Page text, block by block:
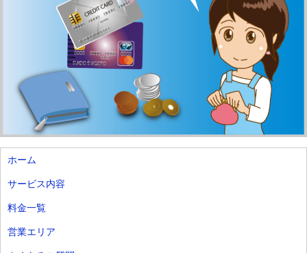
ホーム
サービス内容
料金一覧
営業エリア